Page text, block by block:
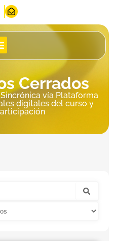
Cerrados
vía Plataforma
digitales del curso y